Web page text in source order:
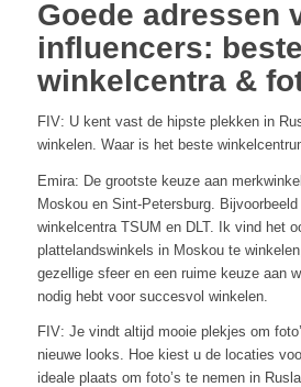
Goede adressen
influencers: beste
winkelcentra &
FIV: U kent vast de hipste plekken in
winkelen. Waar is het beste
Emira: De grootste keuze aan
Moskou en Sint-Petersburg.
winkelcentra TSUM en DLT. Ik vind het
plattelandswinkels in Moskou te
gezellige sfeer en een ruime keuze aan
nodig hebt voor succesvol winkelen.
FIV: Je vindt altijd mooie plekjes om
nieuwe looks. Hoe kiest u de locaties
ideale plaats om foto’s te nemen in